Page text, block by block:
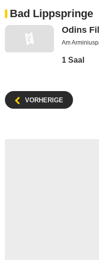
Bad Lippspringe
Odins
Am
1 Saal
VORHERIGE